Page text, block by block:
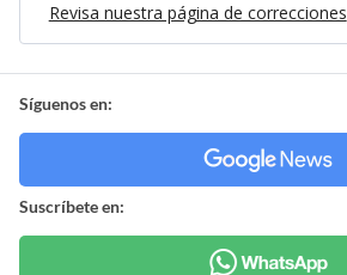
Revisa nuestra página de correcciones
Síguenos en:
Suscríbete en: